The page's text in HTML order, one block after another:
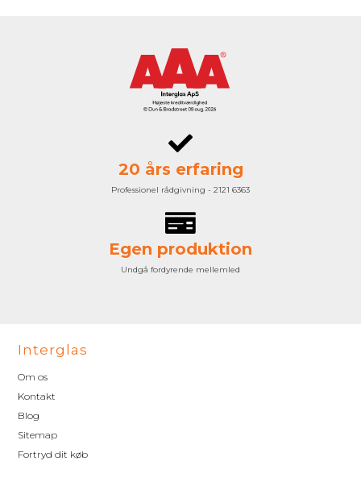
20 års erfaring
Professionel rådgivning - 2121 6363
Egen produktion
Undgå fordyrende mellemled
Interglas
Om os
Kontakt
Blog
Sitemap
Fortryd dit køb